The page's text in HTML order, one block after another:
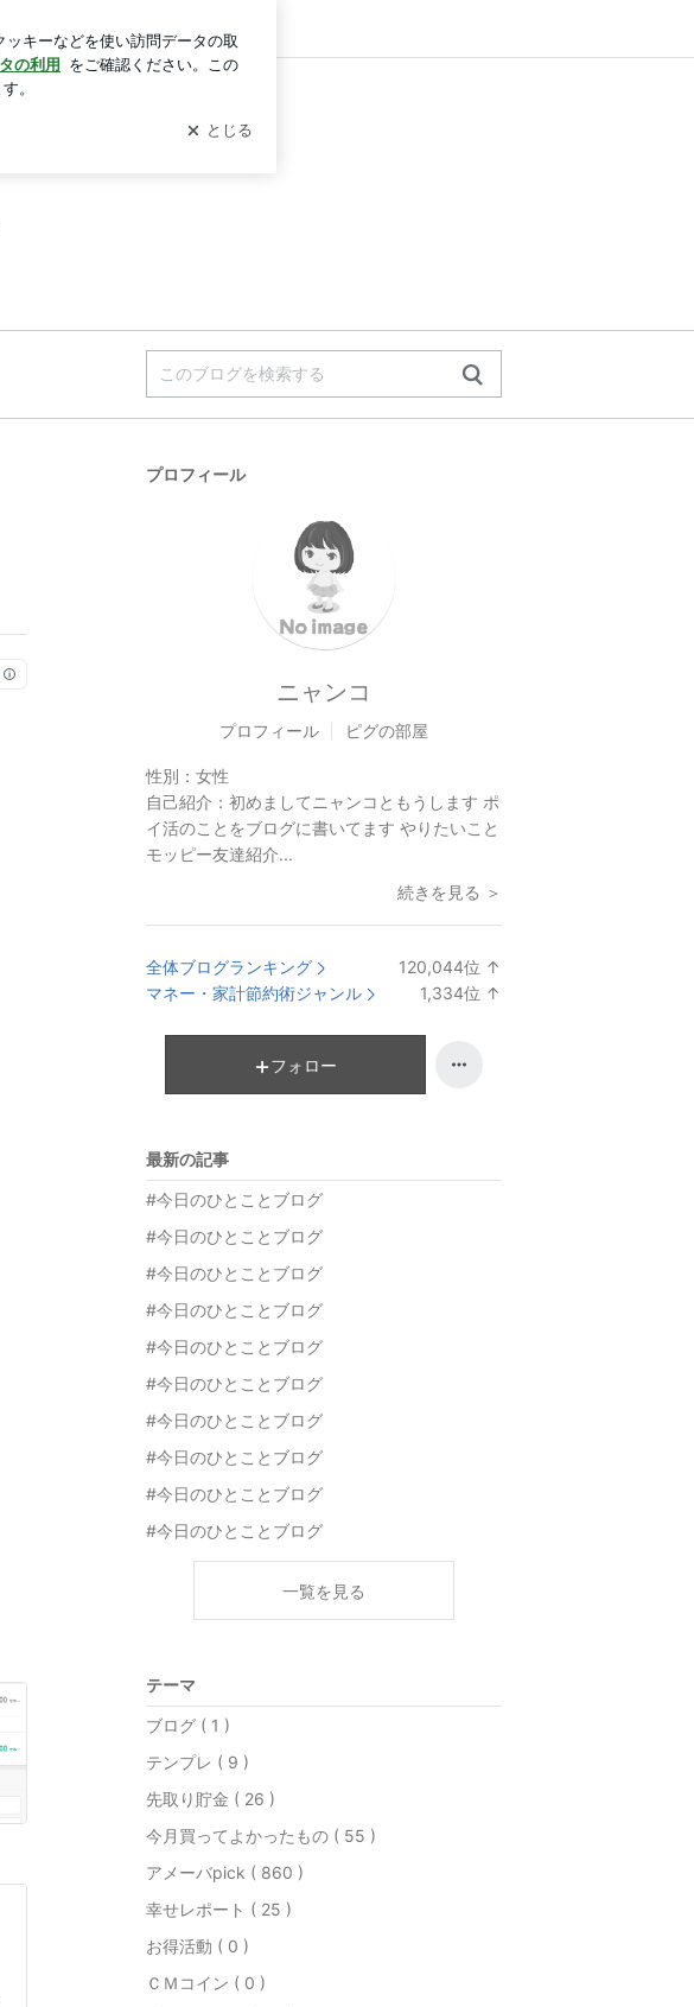
ログイン
プロフィール
ニャンコ
プロフィール ピグの部屋
性別： 女性
自己紹介： 初めましてニャンコともうします ポ
イ活のことをブログに書いてます やりたいこと
モッピー友達紹介...
続きを見る ＞
全体ブログランキング 120,044位 ↑
マネー・家計節約術ジャンル 1,334位 ↑
フォロー
最新の記事
#今日のひとことブログ
#今日のひとことブログ
#今日のひとことブログ
#今日のひとことブログ
#今日のひとことブログ
#今日のひとことブログ
#今日のひとことブログ
#今日のひとことブログ
#今日のひとことブログ
#今日のひとことブログ
一覧を見る
テーマ
ブログ ( 1 )
テンプレ ( 9 )
先取り貯金 ( 26 )
今月買ってよかったもの ( 55 )
アメーバpick ( 860 )
幸せレポート ( 25 )
お得活動 ( 0 )
ＣＭコイン ( 0 )